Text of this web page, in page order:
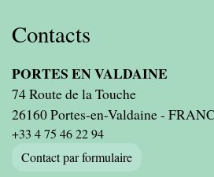
Contacts
PORTES EN VALDAINE
74 Route de la Touche
26160 Portes-en-Valdaine -
+33 4 75 46 22 94
Contact par formulaire